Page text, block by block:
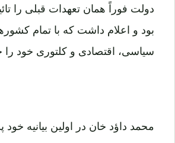
دولت فوراً همان تعهدات قبلی را
بود و اعلام داشت که با تمام
سیاسی، اقتصادی و کلتوری خود را
محمد داؤد خان در اولین بیانیه